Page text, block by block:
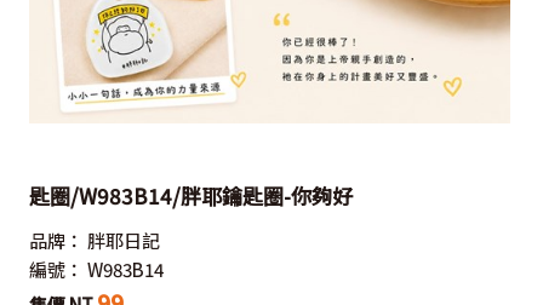
匙圈/W983B14/胖耶鑰匙圈-你夠好
品牌： 胖耶日記
編號： W983B14